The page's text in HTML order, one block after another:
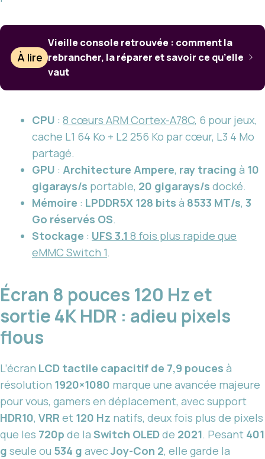
À lire
Vieille console retrouvée : comment la
rebrancher, la réparer et savoir ce qu’elle
vaut
CPU : 8 cœurs ARM Cortex-A78C, 6 pour jeux,
cache L1 64 Ko + L2 256 Ko par cœur, L3 4 Mo
partagé.
GPU : Architecture Ampere, ray tracing à 10
gigarays/s portable, 20 gigarays/s docké.
Mémoire : LPDDR5X 128 bits à 8533 MT/s, 3
Go réservés OS.
Stockage : UFS 3.1 8 fois plus rapide que
eMMC Switch 1.
Écran 8 pouces 120 Hz et
sortie 4K HDR : adieu pixels
flous
L’écran LCD tactile capacitif de 7,9 pouces à
résolution 1920×1080 marque une avancée majeure
pour vous, gamers en déplacement, avec support
HDR10, VRR et 120 Hz natifs, deux fois plus de pixels
que les 720p de la Switch OLEDde 2021. Pesant 401
g seule ou 534 g avec Joy-Con 2, elle garde la